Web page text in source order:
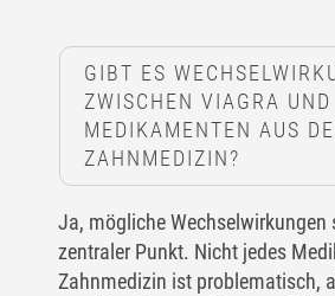
GIBT ES
ZWISCHEN VIAGRA UND
MEDIKAMENTEN AUS
ZAHNMEDIZIN?
Ja, mögliche Wechselwirkungen
zentraler Punkt. Nicht jedes
Zahnmedizin ist problematisch,